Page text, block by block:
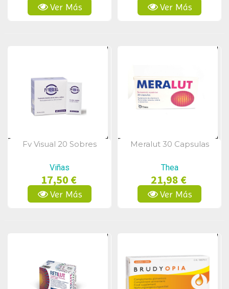
Ver Más Ver Más
Vista Rápida
Fv Visual 20 Sobres
Viñas
17,50 €
Ver Más
Vista Rápida
Meralut 30 Capsulas
Thea
21,98 €
Ver Más